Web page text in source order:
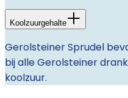
Koolzuurgehalte
Gerolsteiner Sprudel
bij alle Gerolsteiner
koolzuur.